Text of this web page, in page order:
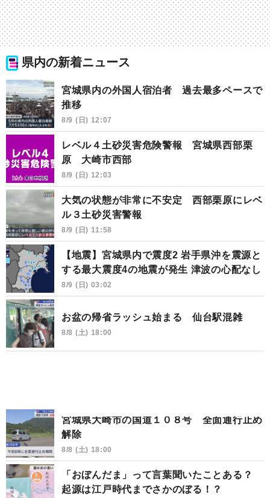
県内の新着ニュース
宮城県内の外国人宿泊者 過去最多ペースで
推移
8/9 (日) 12:07
レベル４土砂災害危険警報 宮城県西部栗
原 大崎市西部
8/9 (日) 12:03
大気の状態が非常に不安定 西部栗原にレベ
ル３土砂災害警報
8/9 (日) 11:58
【地震】宮城県内で震度2 岩手県沖を震源と
する最大震度4の地震が発生 津波の心配なし
8/9 (日) 03:02
お盆の帰省ラッシュ始まる 仙台駅混雑
8/8 (土) 18:00
宮城県大崎市の国道１０８号 全面通行止め
解除
8/8 (土) 18:00
「おぼんだま」って言葉聞いたことある？
起源は江戸時代までさかのぼる！？